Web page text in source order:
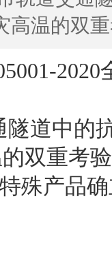
高温的双
道中的
双重考
殊产品